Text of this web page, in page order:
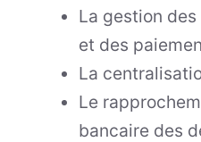
La gestion
et des
La
Le
bancaire des